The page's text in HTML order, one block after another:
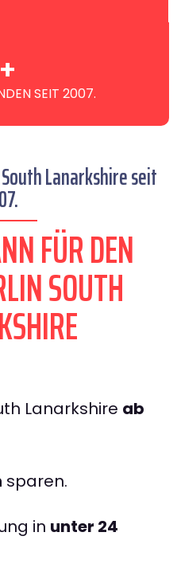
SEIT 2007.
+
Lanarkshire seit
FÜR DEN
SOUTH
Lanarkshire ab
sparen.
in unter 24